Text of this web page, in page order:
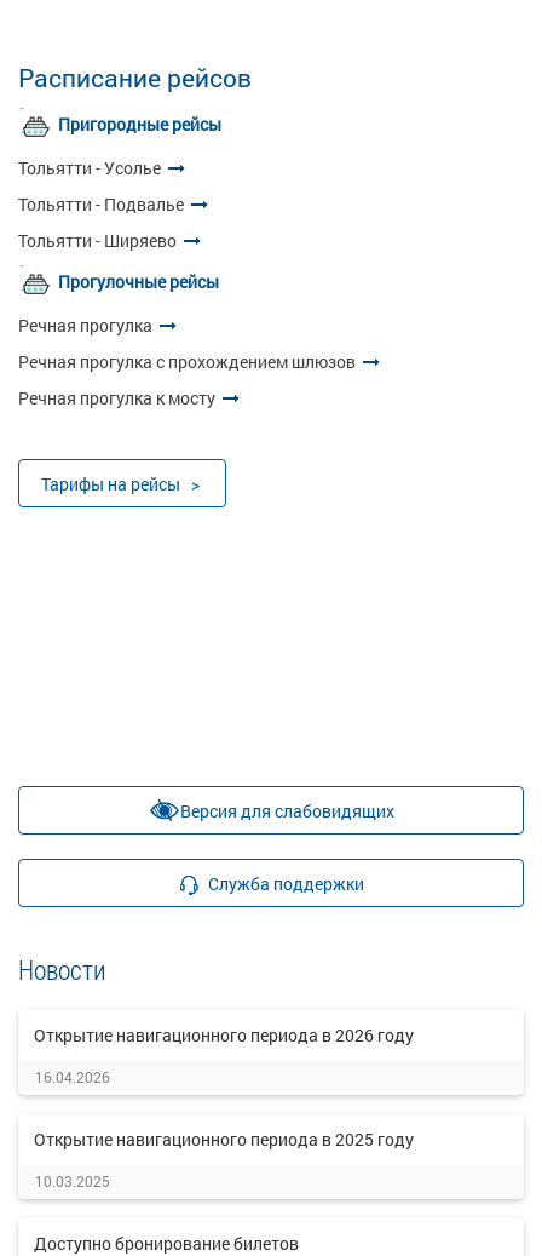
Расписание рейсов
Пригородные рейсы
Тольятти - Усолье
Тольятти - Подвалье
Тольятти - Ширяево
Прогулочные рейсы
Речная прогулка
Речная прогулка с прохождением шлюзов
Речная прогулка к мосту
Тарифы на рейсы >
Версия для слабовидящих
Служба поддержки
Новости
Открытие навигационного периода в 2026 году
16.04.2026
Открытие навигационного периода в 2025 году
10.03.2025
Доступно бронирование билетов